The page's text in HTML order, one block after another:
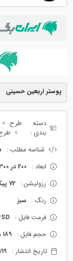
پوستر اربعین حسینی
دسته
بندی :
طرح
شناسه مطلب :
ابعاد : 200 در 300 سانتی متر
رزولیشن : 72 پیکسل
رنگ : سبز
فرمت فایل :
حجم فایل : 189 مگابایت
تاریخ انتشار :